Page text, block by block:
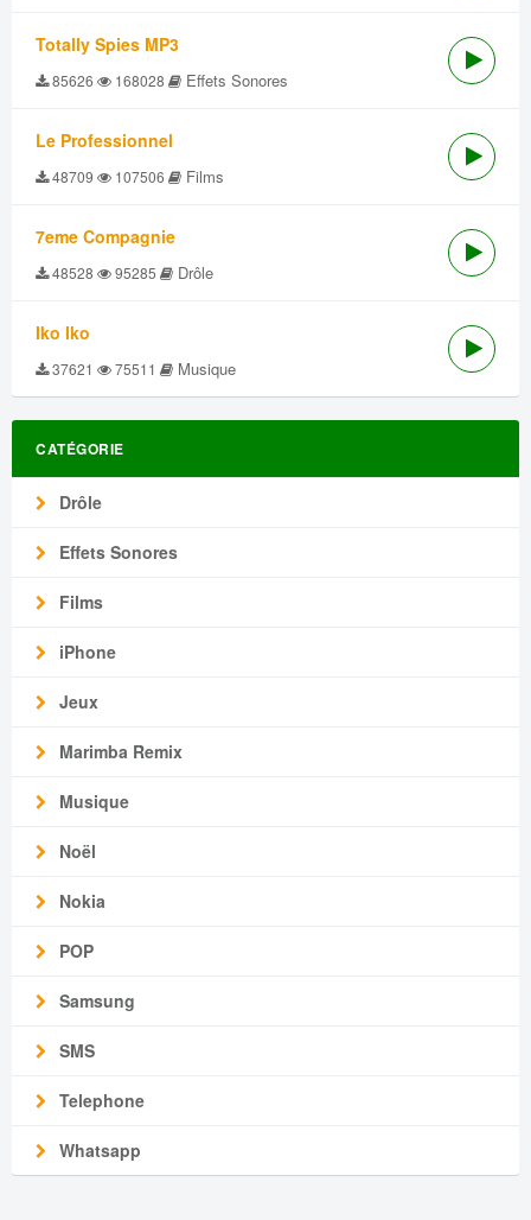
Totally Spies MP3
85626 168028 Effets Sonores
Le Professionnel
48709 107506 Films
7eme Compagnie
48528 95285 Drôle
Iko Iko
37621 75511 Musique
CATÉGORIE
Drôle
Effets Sonores
Films
iPhone
Jeux
Marimba Remix
Musique
Noël
Nokia
POP
Samsung
SMS
Telephone
Whatsapp